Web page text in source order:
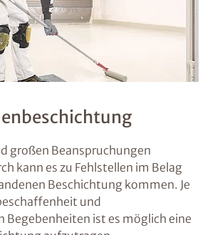
großen Beanspruchungen
kann es zu Fehlstellen im Belag
Beschichtung kommen. Je
und
Begebenheiten ist es möglich eine